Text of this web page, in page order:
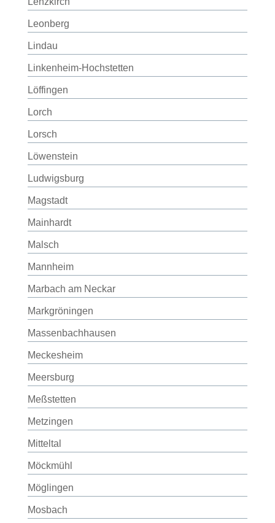
Leonberg
Lindau
Linkenheim-Hochstetten
Löffingen
Lorch
Lorsch
Löwenstein
Ludwigsburg
Magstadt
Mainhardt
Malsch
Mannheim
Marbach am Neckar
Markgröningen
Massenbachhausen
Meckesheim
Meersburg
Meßstetten
Metzingen
Mitteltal
Möckmühl
Möglingen
Mosbach